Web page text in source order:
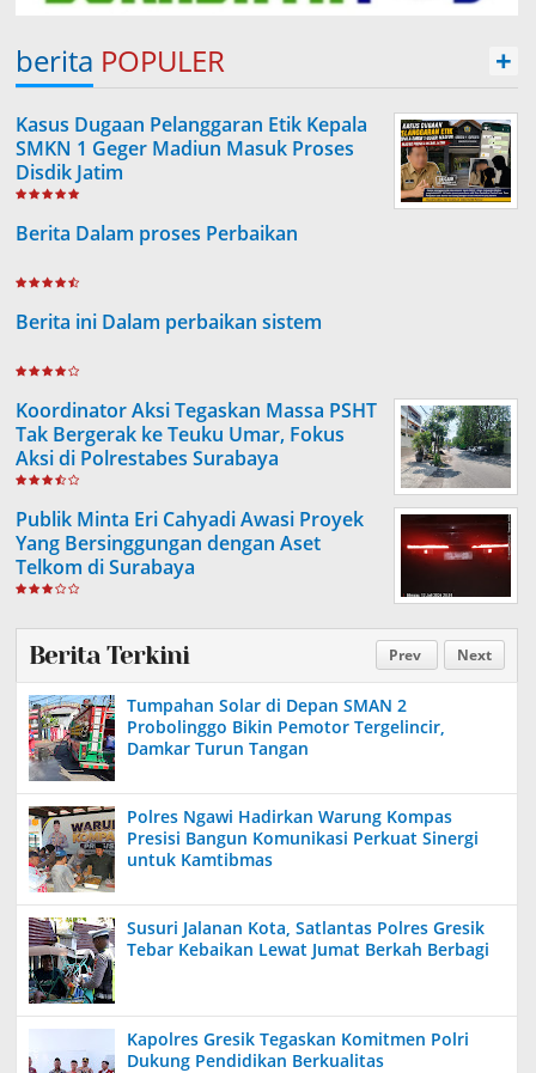
berita POPULER +
Kasus Dugaan Pelanggaran Etik Kepala
SMKN 1 Geger Madiun Masuk Proses
Disdik Jatim
Berita Dalam proses Perbaikan
Berita ini Dalam perbaikan sistem
Koordinator Aksi Tegaskan Massa PSHT
Tak Bergerak ke Teuku Umar, Fokus
Aksi di Polrestabes Surabaya
Publik Minta Eri Cahyadi Awasi Proyek
Yang Bersinggungan dengan Aset
Telkom di Surabaya
Prev Next
Berita Terkini
Tumpahan Solar di Depan SMAN 2
Probolinggo Bikin Pemotor Tergelincir,
Damkar Turun Tangan
Polres Ngawi Hadirkan Warung Kompas
Presisi Bangun Komunikasi Perkuat Sinergi
untuk Kamtibmas
Susuri Jalanan Kota, Satlantas Polres Gresik
Tebar Kebaikan Lewat Jumat Berkah Berbagi
Kapolres Gresik Tegaskan Komitmen Polri
Dukung Pendidikan Berkualitas